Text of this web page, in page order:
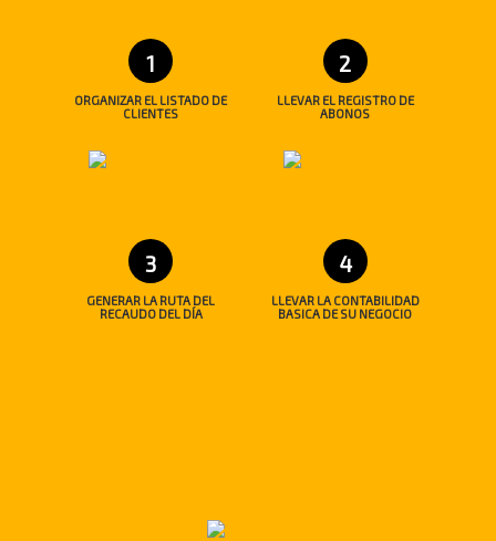
1
ORGANIZAR EL LISTADO DE
CLIENTES
2
LLEVAR EL REGISTRO DE
ABONOS
3
GENERAR LA RUTA DEL
RECAUDO DEL DÍA
4
LLEVAR LA CONTABILIDAD
BASICA DE SU NEGOCIO